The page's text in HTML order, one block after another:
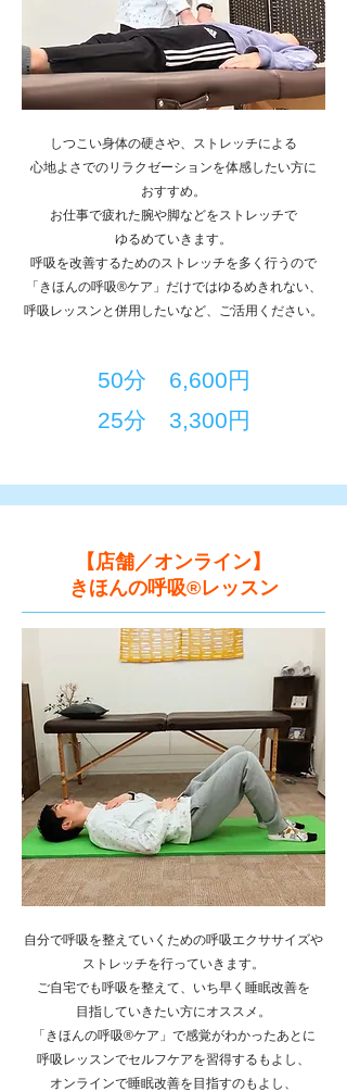
しつこい身体の硬さや、ストレッチによる
心地よさでのリラクゼーションを体感したい方に
おすすめ。
お仕事で疲れた腕や脚などをストレッチで
ゆるめていきます。
呼吸を改善するためのストレッチを多く行うので
「きほんの呼吸®ケア」だけではゆるめきれない、
​呼吸レッスンと併用したいなど、ご活用ください。
50分 6,600円
​25分 3,300円
​【店舗／オンライン】
きほんの呼吸®レッスン
自分で呼吸を整えていくための呼吸エクササイズや
ストレッチを行っていきます。
ご自宅でも呼吸を整えて、いち早く睡眠改善を
目指していきたい方にオススメ。
「きほんの呼吸®ケア」で感覚がわかったあとに
呼吸レッスンでセルフケアを習得するもよし、
オンラインで睡眠改善を目指すのもよし、